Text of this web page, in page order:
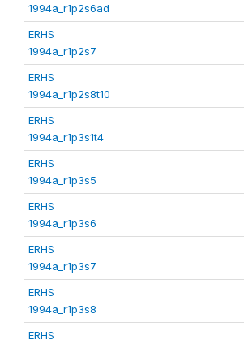
1994a_r1p2s6ad
ERHS
1994a_r1p2s7
ERHS
1994a_r1p2s8t10
ERHS
1994a_r1p3s1t4
ERHS
1994a_r1p3s5
ERHS
1994a_r1p3s6
ERHS
1994a_r1p3s7
ERHS
1994a_r1p3s8
ERHS